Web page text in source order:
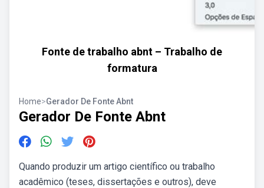
Fonte de trabalho abnt – Trabalho de
formatura
Home>Gerador De Fonte Abnt
Gerador De Fonte Abnt
Quando produzir um artigo científico ou trabalho
acadêmico (teses, dissertações e outros), deve